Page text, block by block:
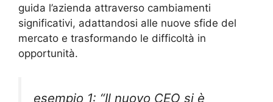
guida l’azienda attraverso cambiamenti
significativi, adattandosi alle nuove sfide del
mercato e trasformando le difficoltà in
opportunità.
esempio 1: “Il nuovo CEO si è